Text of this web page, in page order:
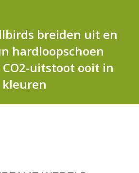
breiden uit en
hardloopschoen
uitstoot ooit in